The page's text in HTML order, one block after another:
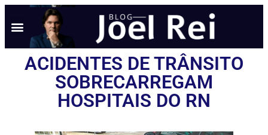
ACIDENTES DE TRÂNSITO
SOBRECARREGAM
HOSPITAIS DO RN